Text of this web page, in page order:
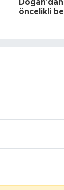
öncelikli